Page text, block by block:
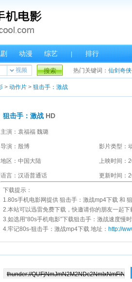
动漫 综艺 排行
视频 搜索 热门关键词： 仙剑奇
> 动作片 > 狙击手：激战
狙击手：激战 HD
主演：袁福福 魏璐
导演：殷博 影片类型：
地区：中国大陆 上映时间：
语言：汉语普通话 更新时间：
下载提示：
1.80s手机电影网提供 狙击手：激战mp4下载 和 狙
2.本站可以迅雷免费下载，快邀请你的朋友一起
3.如选用“80s手机电影”下载狙击手：激战速度慢
4.牢记80s-狙击手：激战mp4下载 地址： http://